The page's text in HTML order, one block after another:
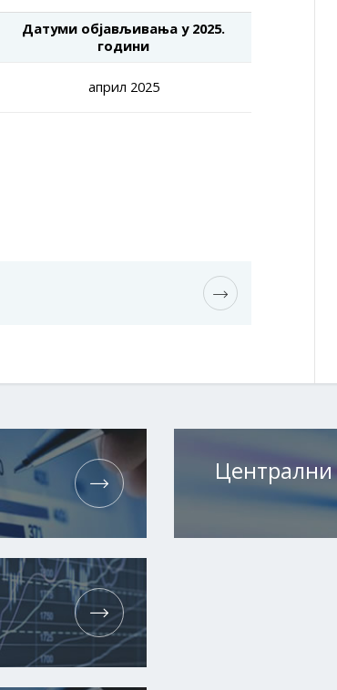
Датуми објављивања у 2025.
години
април 2025
Централни